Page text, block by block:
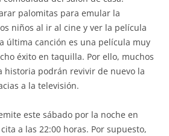
palomitas para emular la
niños al ir al cine y ver la película
última canción es una película muy
éxito en taquilla. Por ello, muchos
historia podrán revivir de nuevo la
a la televisión.
este sábado por la noche en
a las 22:00 horas. Por supuesto,